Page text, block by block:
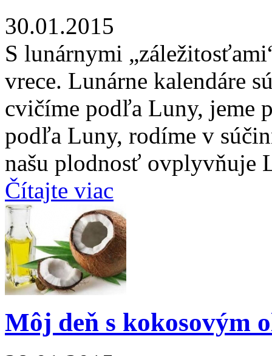
30.01.2015
S lunárnymi
vrece. Lunárne kalendáre
cvičíme podľa Luny, jeme
podľa Luny, rodíme v
našu plodnosť ovplyvňuje
Čítajte viac
Môj deň s kokosovým